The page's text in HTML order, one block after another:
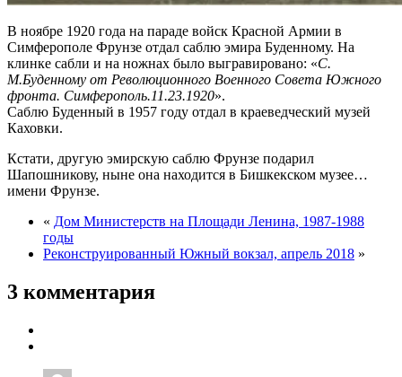
В ноябре 1920 года на параде войск Красной Армии в
Симферополе Фрунзе отдал саблю эмира Буденному. На
клинке сабли и на ножнах было выгравировано: «С.
М.Буденному от Революционного Военного Совета Южного
фронта. Симферополь.11.23.1920».
Саблю Буденный в 1957 году отдал в краеведческий музей
Каховки.
Кстати, другую эмирскую саблю Фрунзе подарил
Шапошникову, ныне она находится в Бишкекском музее…
имени Фрунзе.
« Дом Министерств на Площади Ленина, 1987-1988
годы
Реконструированный Южный вокзал, апрель 2018 »
3 комментария